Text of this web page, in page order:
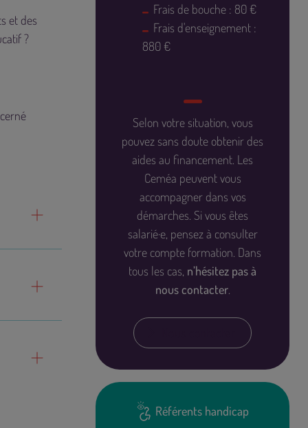
et des
?
Frais de bouche : 80 €
Frais d'enseignement :
880 €
Selon votre situation, vous
pouvez sans doute obtenir des
aides au financement. Les
Ceméa peuvent vous
accompagner dans vos
démarches. Si vous êtes
salarié·e, pensez à consulter
votre compte formation. Dans
tous les cas, n’hésitez pas à
nous contacter.
Référents handicap